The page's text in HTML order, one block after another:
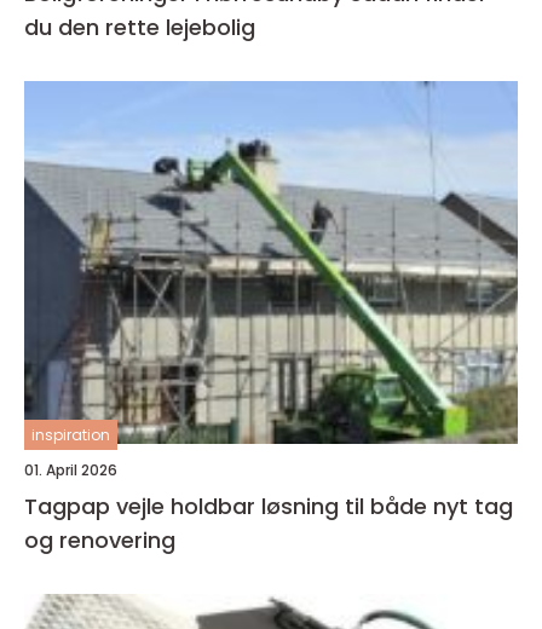
du den rette lejebolig
inspiration
01. April 2026
Tagpap vejle holdbar løsning til både nyt tag
og renovering